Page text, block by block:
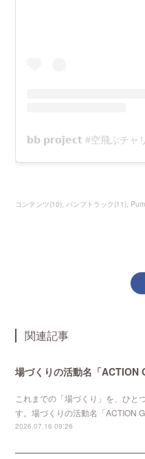
コンテンツ(10) パンプトラック (11)
関連記事
これまでの「場づくり」を、ひと
す。場づくりの活動名「ACTION
2026.07.16 09:26